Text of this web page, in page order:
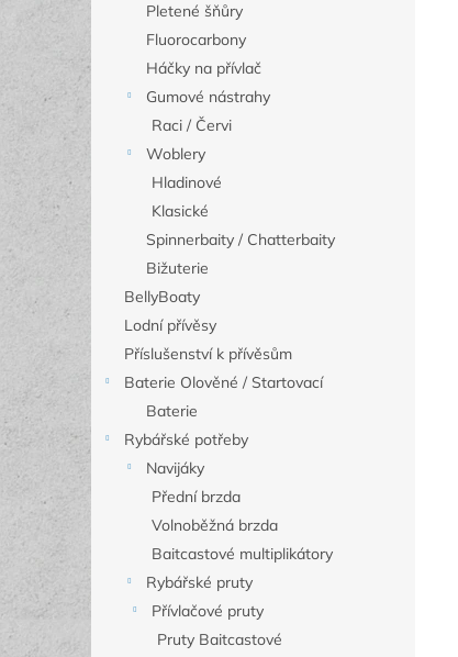
Pletené šňůry
Fluorocarbony
Háčky na přívlač
Gumové nástrahy
Raci / Červi
Woblery
Hladinové
Klasické
Spinnerbaity / Chatterbaity
Bižuterie
BellyBoaty
Lodní přívěsy
Příslušenství k přívěsům
Baterie Olověné / Startovací
Baterie
Rybářské potřeby
Navijáky
Přední brzda
Volnoběžná brzda
Baitcastové multiplikátory
Rybářské pruty
Přívlačové pruty
Pruty Baitcastové